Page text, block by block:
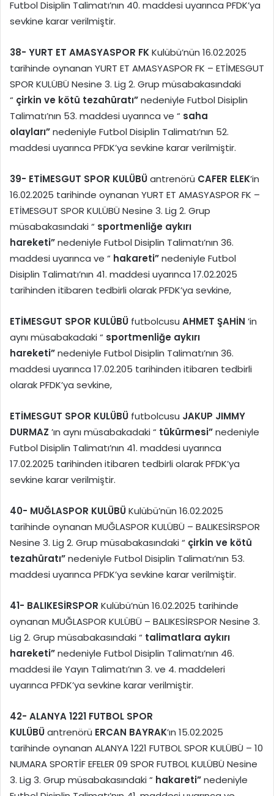
Futbol Disiplin Talimatı’nın 40. maddesi uyarınca PFDK’ya
sevkine karar verilmiştir.
38- YURT ET AMASYASPOR FKKulübü’nün 16.02.2025
tarihinde oynanan YURT ET AMASYASPOR FK – ETİMESGUT
SPOR KULÜBÜ Nesine 3. Lig 2. Grup müsabakasındaki
“ çirkin ve kötü tezahüratı”nedeniyle Futbol Disiplin
Talimatı’nın 53. maddesi uyarınca ve “ saha
olayları”nedeniyle Futbol Disiplin Talimatı’nın 52.
maddesi uyarınca PFDK’ya sevkine karar verilmiştir.
39- ETİMESGUT SPOR KULÜBÜantrenörü CAFER ELEK’in
16.02.2025 tarihinde oynanan YURT ET AMASYASPOR FK –
ETİMESGUT SPOR KULÜBÜ Nesine 3. Lig 2. Grup
müsabakasındaki “ sportmenliğe aykırı
hareketi”nedeniyle Futbol Disiplin Talimatı’nın 36.
maddesi uyarınca ve “ hakareti”nedeniyle Futbol
Disiplin Talimatı’nın 41. maddesi uyarınca 17.02.2025
tarihinden itibaren tedbirli olarak PFDK’ya sevkine,
ETİMESGUT SPOR KULÜBÜ futbolcusu AHMET ŞAHİN ’in
aynı müsabakadaki “ sportmenliğe aykırı
hareketi”nedeniyle Futbol Disiplin Talimatı’nın 36.
maddesi uyarınca 17.02.205 tarihinden itibaren tedbirli
olarak PFDK’ya sevkine,
ETİMESGUT SPOR KULÜBÜ futbolcusu JAKUP JIMMY
DURMAZ ’ın aynı müsabakadaki “ tükürmesi”nedeniyle
Futbol Disiplin Talimatı’nın 41. maddesi uyarınca
17.02.2025 tarihinden itibaren tedbirli olarak PFDK’ya
sevkine karar verilmiştir.
40- MUĞLASPOR KULÜBÜKulübü’nün 16.02.2025
tarihinde oynanan MUĞLASPOR KULÜBÜ – BALIKESİRSPOR
Nesine 3. Lig 2. Grup müsabakasındaki “ çirkin ve kötü
tezahüratı”nedeniyle Futbol Disiplin Talimatı’nın 53.
maddesi uyarınca PFDK’ya sevkine karar verilmiştir.
41- BALIKESİRSPOR Kulübü’nün 16.02.2025 tarihinde
oynanan MUĞLASPOR KULÜBÜ – BALIKESİRSPOR Nesine 3.
Lig 2. Grup müsabakasındaki “ talimatlara aykırı
hareketi”nedeniyle Futbol Disiplin Talimatı’nın 46.
maddesi ile Yayın Talimatı’nın 3. ve 4. maddeleri
uyarınca PFDK’ya sevkine karar verilmiştir.
42- ALANYA 1221 FUTBOL SPOR
KULÜBÜantrenörü ERCAN BAYRAK’ın 15.02.2025
tarihinde oynanan ALANYA 1221 FUTBOL SPOR KULÜBÜ – 10
NUMARA SPORTİF EFELER 09 SPOR FUTBOL KULÜBÜ Nesine
3. Lig 3. Grup müsabakasındaki “ hakareti”nedeniyle